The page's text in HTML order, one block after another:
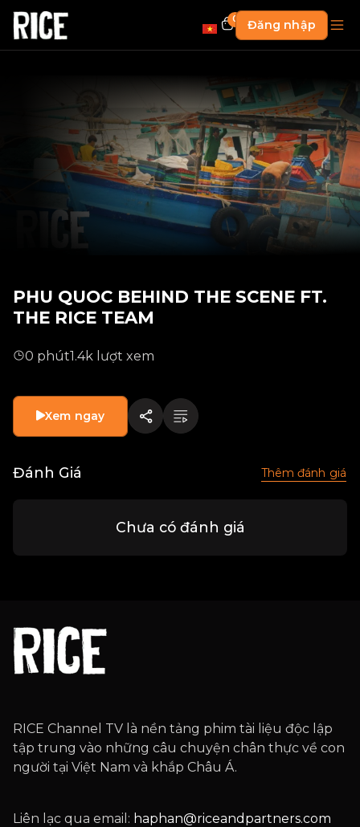
0 Đăng nhập
PHU QUOC BEHIND THE SCENE FT.
THE RICE TEAM
0 phút1.4k lượt xem
Xem ngay
Đánh Giá Thêm đánh giá
Chưa có đánh giá
RICE Channel TV là nền tảng phim tài liệu độc lập
tập trung vào những câu chuyện chân thực về con
người tại Việt Nam và khắp Châu Á.
Liên lạc qua email: haphan@riceandpartners.com